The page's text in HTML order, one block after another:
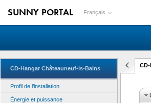
SUNNY PORTAL Français
CD-Hangar Châteauneuf-ls-Bains
Profil de l’installation
Énergie et puissance